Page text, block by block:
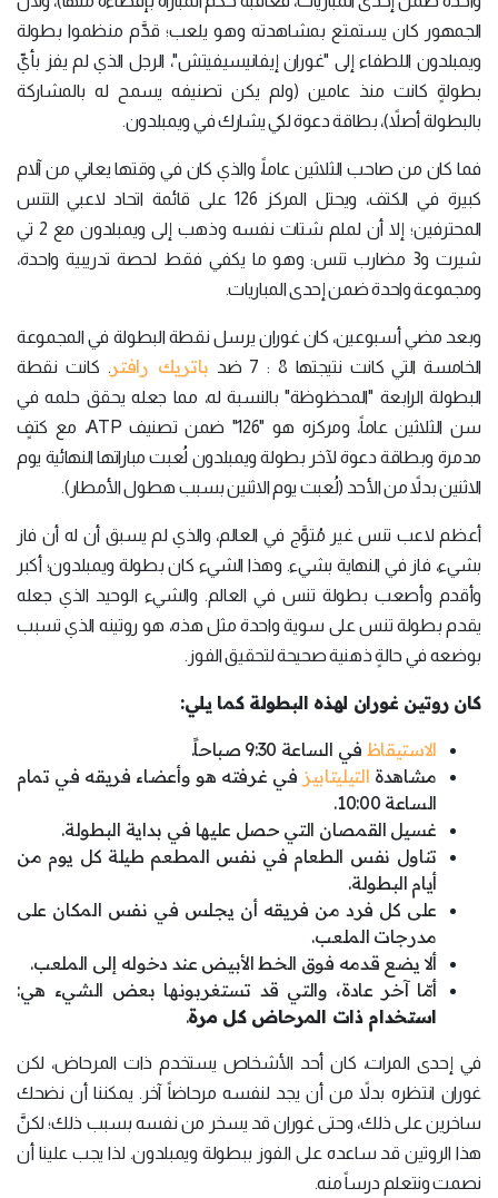
الجمهور كان يستمتع بمشاهدته وهو يلعب؛ قدَّم منظموا بطولة
ويمبلدون اللطفاء إلى "غوران إيفانيسيفيتش"، الرجل الذي لم يفز بأيِّ
بطولةٍ كانت منذ عامين (ولم يكن تصنيفه يسمح له بالمشاركة
بالبطولة أصلاً)، بطاقة دعوة لكي يشارك في ويمبلدون.
فما كان من صاحب الثلاثين عاماً، والذي كان في وقتها يعاني من آلام
كبيرة في الكتف، ويحتل المركز 126 على قائمة اتحاد لاعبي التنس
المحترفين؛ إلا أن لملم شتات نفسه وذهب إلى ويمبلدون مع 2 تي
شيرت و3 مضارب تنس: وهو ما يكفي فقط لحصة تدريبية واحدة،
ومجموعة واحدة ضمن إحدى المباريات.
وبعد مضي أسبوعين، كان غوران يرسل نقطة البطولة في المجموعة
الخامسة التي كانت نتيجتها 8 : 7 ضد
باتريك رافتر. كانت نقطة
البطولة الرابعة "المحظوظة" بالنسبة له، مما جعله يحقق حلمه في
سن الثلاثين عاماً، ومركزه هو "126" ضمن تصنيف ATP، مع كتفٍ
مدمرة وبطاقة دعوة لآخر بطولة ويمبلدون لُعبت مباراتها النهائية يوم
الاثنين بدلاً من الأحد (لُعبت يوم الاثنين بسبب هطول الأمطار).
أعظم لاعب تنس غير مُتوَّج في العالم، والذي لم يسبق أن له أن فاز
بشيء، فاز في النهاية بشيء. وهذا الشيء كان بطولة ويمبلدون؛ أكبر
وأقدم وأصعب بطولة تنس في العالم. والشيء الوحيد الذي جعله
يقدم بطولة تنس على سوية واحدة مثل هذه، هو روتينه الذي تسبب
بوضعه في حالةٍ ذهنية صحيحة لتحقيق الفوز.
كان روتين غوران لهذه البطولة كما يلي:
الاستيقاظ في الساعة 9:30 صباحاً.
مشاهدة التيليتابيز في غرفته هو وأعضاء فريقه في تمام
الساعة 10:00.
غسيل القمصان التي حصل عليها في بداية البطولة.
تناول نفس الطعام في نفس المطعم طيلة كل يوم من
أيام البطولة.
على كل فرد من فريقه أن يجلس في نفس المكان على
مدرجات الملعب.
ألا يضع قدمه فوق الخط الأبيض عند دخوله إلى الملعب.
أمّا آخر عادة، والتي قد تستغربونها بعض الشيء هي:
استخدام ذات المرحاض كل مرة.
في إحدى المرات، كان أحد الأشخاص يستخدم ذات المرحاض، لكن
غوران انتظره بدلاً من أن يجد لنفسه مرحاضاً آخر. يمكننا أن نضحك
ساخرين على ذلك، وحتى غوران قد يسخر من نفسه بسبب ذلك؛ لكنَّ
هذا الروتين قد ساعده على الفوز ببطولة ويمبلدون. لذا يجب علينا أن
نصمت ونتعلم درساً منه.